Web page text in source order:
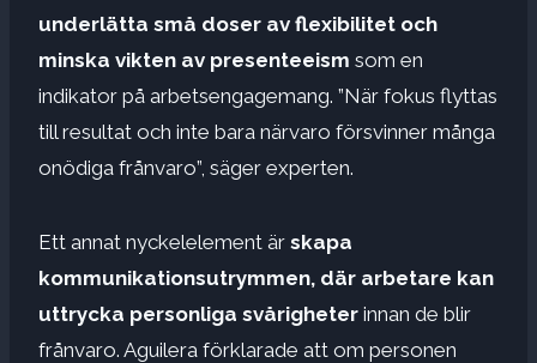
underlätta små doser av flexibilitet och
minska vikten av presenteeism som en
indikator på arbetsengagemang. ”När fokus flyttas
till resultat och inte bara närvaro försvinner många
onödiga frånvaro”, säger experten.
Ett annat nyckelelement är skapa
kommunikationsutrymmen, där arbetare kan
uttrycka personliga svårigheter innan de blir
frånvaro. Aguilera förklarade att om personen